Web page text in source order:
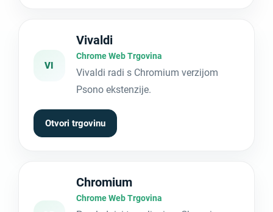
VI
Vivaldi
Chrome Web Trgovina
Vivaldi radi s Chromium verzijom
Psono ekstenzije.
Otvori trgovinu
Chromium
Chrome Web Trgovina